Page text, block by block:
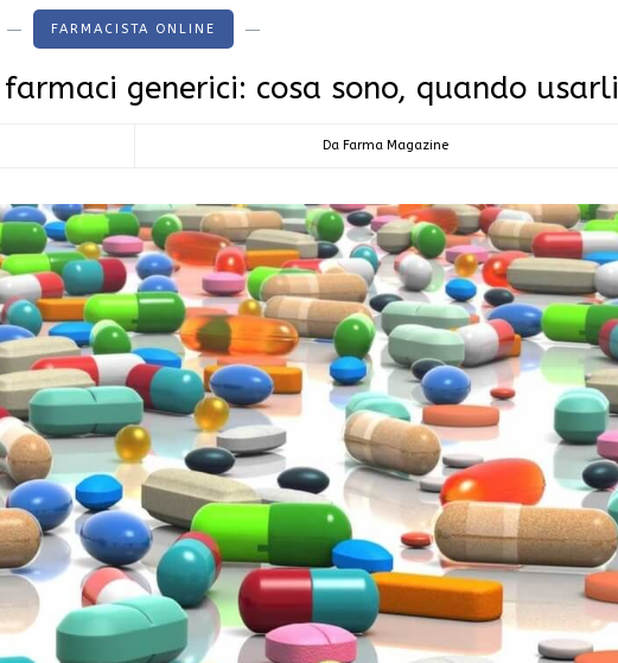
FARMACISTA ONLINE
generici: cosa sono, quando usarli
Da Farma Magazine